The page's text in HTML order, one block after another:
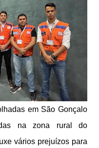
em São Gonçalo
na zona rural do
vários prejuízos para